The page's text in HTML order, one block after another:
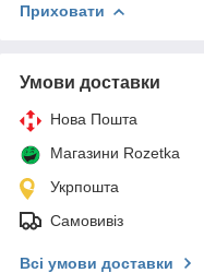
Приховати
Умови доставки
Нова Пошта
Магазини Rozetka
Укрпошта
Самовивіз
Всі умови доставки